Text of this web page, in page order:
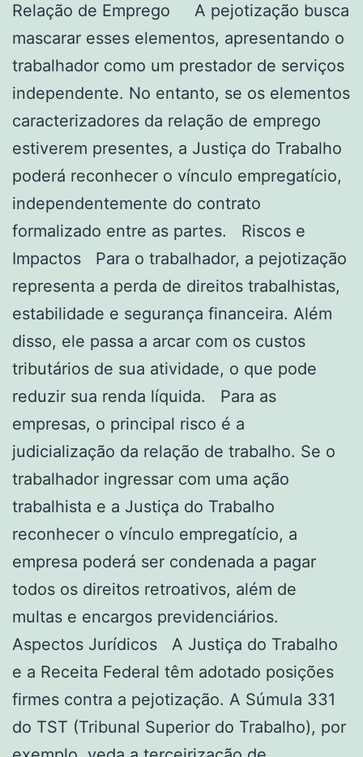
Relação de Emprego A pejotização busca
mascarar esses elementos, apresentando o
trabalhador como um prestador de serviços
independente. No entanto, se os elementos
caracterizadores da relação de emprego
estiverem presentes, a Justiça do Trabalho
poderá reconhecer o vínculo empregatício,
independentemente do contrato
formalizado entre as partes. Riscos e
Impactos Para o trabalhador, a pejotização
representa a perda de direitos trabalhistas,
estabilidade e segurança financeira. Além
disso, ele passa a arcar com os custos
tributários de sua atividade, o que pode
reduzir sua renda líquida. Para as
empresas, o principal risco é a
judicialização da relação de trabalho. Se o
trabalhador ingressar com uma ação
trabalhista e a Justiça do Trabalho
reconhecer o vínculo empregatício, a
empresa poderá ser condenada a pagar
todos os direitos retroativos, além de
multas e encargos previdenciários.
Aspectos Jurídicos A Justiça do Trabalho
e a Receita Federal têm adotado posições
firmes contra a pejotização. A Súmula 331
do TST (Tribunal Superior do Trabalho), por